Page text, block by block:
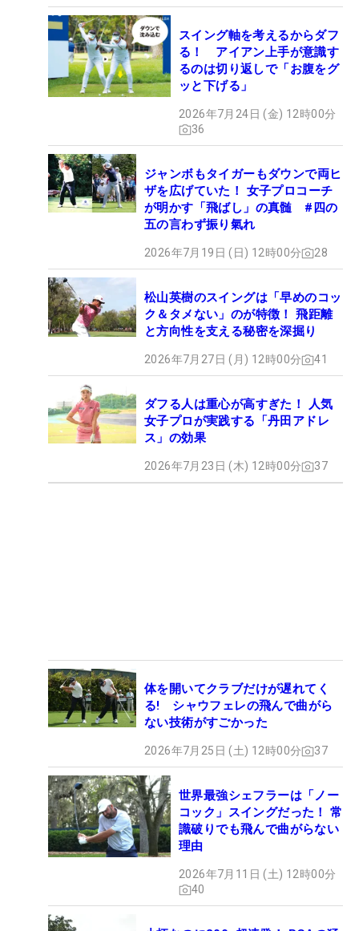
スイング軸を考えるからダフ
る！ アイアン上手が意識す
るのは切り返しで「お腹をグ
ッと下げる」
2026年7月24日 (金) 12時00分
36
ジャンボもタイガーもダウンで両ヒ
ザを広げていた！ 女子プロコーチ
が明かす「飛ばし」の真髄 #四の
五の言わず振り氣れ
2026年7月19日 (日) 12時00分 28
松山英樹のスイングは「早めのコッ
ク＆タメない」のが特徴！ 飛距離
と方向性を支える秘密を深掘り
2026年7月27日 (月) 12時00分 41
ダフる人は重心が高すぎた！ 人気
女子プロが実践する「丹田アドレ
ス」の効果
2026年7月23日 (木) 12時00分 37
体を開いてクラブだけが遅れてく
る! シャウフェレの飛んで曲がら
ない技術がすごかった
2026年7月25日 (土) 12時00分 37
世界最強シェフラーは「ノー
コック」スイングだった！ 常
識破りでも飛んで曲がらない
理由
2026年7月11日 (土) 12時00分
40